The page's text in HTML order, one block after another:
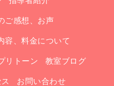
ご感想、お声
容、料金について
リトーン 教室ブログ
お問い合わせ